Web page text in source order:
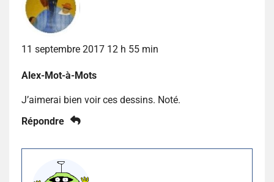
11 septembre 2017 12 h 55 min
Alex-Mot-à-Mots
J’aimerai bien voir ces dessins. Noté.
Répondre